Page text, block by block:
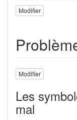
Modifier
Modifier
Les
mal